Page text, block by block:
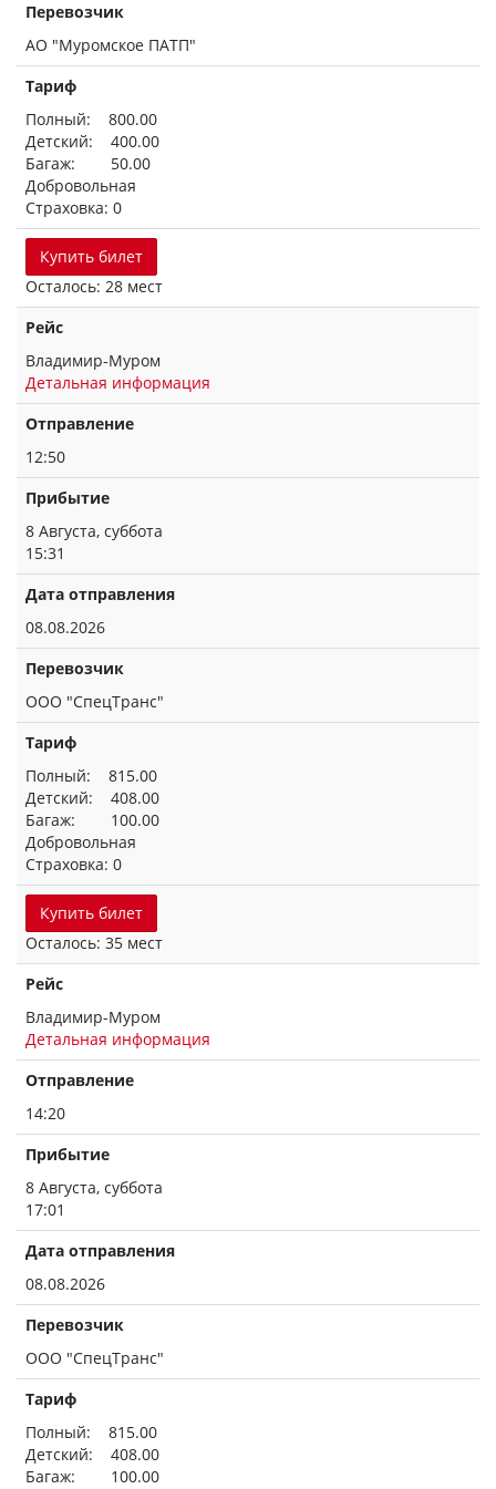
Перевозчик
АО "Муромское ПАТП"
Тариф
Полный: 800.00
Детский: 400.00
Багаж: 50.00
Добровольная
Страховка: 0
Купить билет
Осталось: 28 мест
Рейс
Владимир-Муром
Детальная информация
Отправление
12:50
Прибытие
8 Августа, суббота
15:31
Дата отправления
08.08.2026
Перевозчик
ООО "СпецТранс"
Тариф
Полный: 815.00
Детский: 408.00
Багаж: 100.00
Добровольная
Страховка: 0
Купить билет
Осталось: 35 мест
Рейс
Владимир-Муром
Детальная информация
Отправление
14:20
Прибытие
8 Августа, суббота
17:01
Дата отправления
08.08.2026
Перевозчик
ООО "СпецТранс"
Тариф
Полный: 815.00
Детский: 408.00
Багаж: 100.00